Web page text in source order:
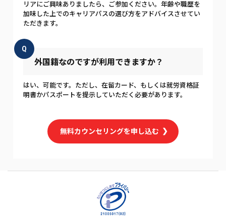
リアにご興味ありましたら、ご参加ください。年齢や職歴を
加味した上でのキャリアパスの選び方をアドバイスさせてい
ただきます。
Q
外国籍なのですが利用できますか？
はい、可能です。ただし、在留カード、もしくは就労資格証
明書かパスポートを提示していただく必要があります。
無料カウンセリングを申し込む